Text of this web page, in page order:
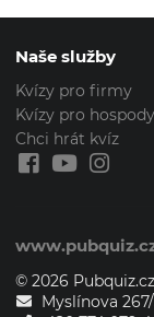
Naše služby
Kvízy pro firmy
Kvízy pro hospody
Chci hrát kvíz
© 2026
Myslínova